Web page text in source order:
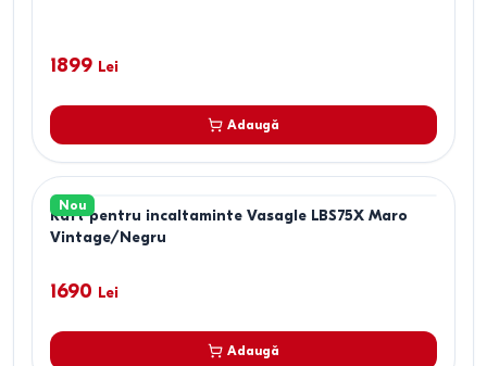
1899 Lei
Adaugă
Nou
Raft pentru incaltaminte Vasagle LBS75X Maro
Vintage/Negru
1690 Lei
Adaugă